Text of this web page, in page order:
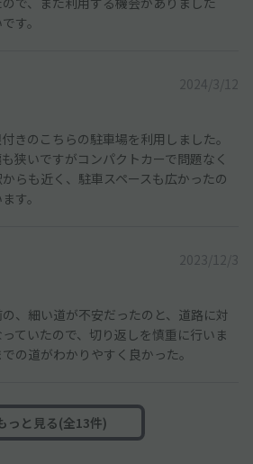
す。
2024/3/12
きのこちらの駐車場を利用しました。
狭いですがコンパクトカーで問題なく
らも近く、駐車スペースも広かったの
す。
2023/12/3
、細い道が不安だったのと、道路に対
ていたので、切り返しを慎重に行いま
の道がわかりやすく良かった。
っと見る(全13件)